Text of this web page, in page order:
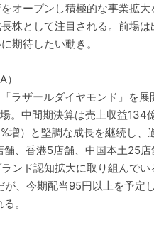
オープンし積極的な事業拡
株として注目される。前場
期待したい動き。
ラザールダイヤモンド」を展
。中間期決算は売上収益134
増）と堅調な成長を継続し、
、香港5店舗、中国本土25
ンド認知拡大に取り組んで
、今期配当95円以上を予定
。